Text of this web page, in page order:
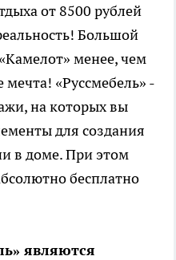
от 8500 рублей
Большой
менее, чем
мечта! «Руссмебель» -
на которых вы
для создания
в доме. При этом
бесплатно
являются